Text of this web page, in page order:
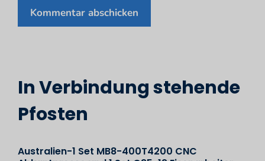
In Verbindung stehende
Pfosten
Australien-1 Set MB8-400T4200 CNC